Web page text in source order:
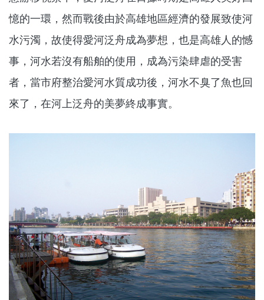
憶的一環，然而戰後由於高雄地區經濟的發展致使河
水污濁，故使得愛河泛舟成為夢想，也是高雄人的憾
事，河水若沒有船舶的使用，成為污染肆虐的受害
者，當市府整治愛河水質成功後，河水不臭了魚也回
來了，在河上泛舟的美夢終成事實。